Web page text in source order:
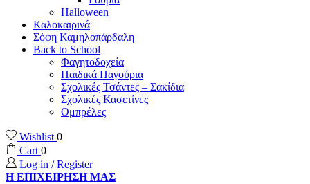
Halloween
Καλοκαιρινά
Σόφη Καμηλοπάρδαλη
Back to School
Φαγητοδοχεία
Παιδικά Παγούρια
Σχολικές Τσάντες – Σακίδια
Σχολικές Κασετίνες
Ομπρέλες
Wishlist0
Cart0
Log in / Register
Η ΕΠΙΧΕΙΡΗΣΗ ΜΑΣ